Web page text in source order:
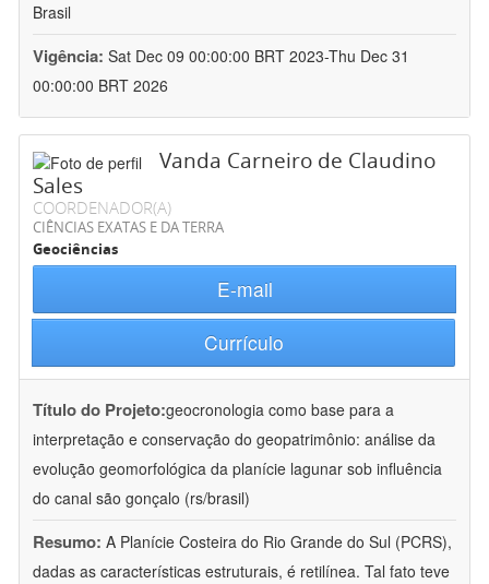
Brasil
Vigência: Sat Dec 09 00:00:00 BRT 2023-Thu Dec 31
00:00:00 BRT 2026
Vanda Carneiro de Claudino
Sales
COORDENADOR(A)
CIÊNCIAS EXATAS E DA TERRA
Geociências
E-mail
Currículo
Título do Projeto:geocronologia como base para a
interpretação e conservação do geopatrimônio: análise da
evolução geomorfológica da planície lagunar sob influência
do canal são gonçalo (rs/brasil)
Resumo: A Planície Costeira do Rio Grande do Sul (PCRS),
dadas as características estruturais, é retilínea. Tal fato teve